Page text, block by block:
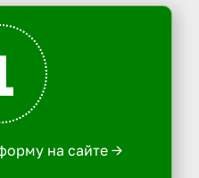
на сайте ->